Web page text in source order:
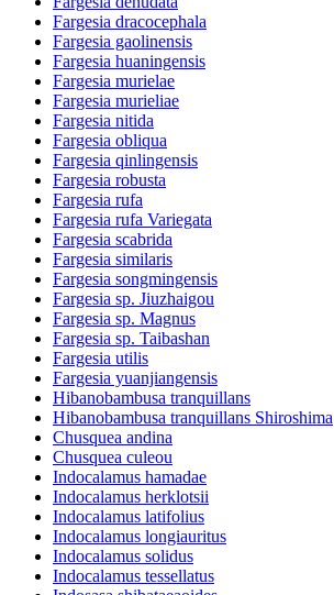
Fargesia dracocephala
Fargesia gaolinensis
Fargesia huaningensis
Fargesia murielae
Fargesia murieliae
Fargesia nitida
Fargesia obliqua
Fargesia qinlingensis
Fargesia robusta
Fargesia rufa
Fargesia rufa Variegata
Fargesia scabrida
Fargesia similaris
Fargesia songmingensis
Fargesia sp. Jiuzhaigou
Fargesia sp. Magnus
Fargesia sp. Taibashan
Fargesia utilis
Fargesia yuanjiangensis
Hibanobambusa tranquillans
Hibanobambusa tranquillans Shiroshima
Chusquea andina
Chusquea culeou
Indocalamus hamadae
Indocalamus herklotsii
Indocalamus latifolius
Indocalamus longiauritus
Indocalamus solidus
Indocalamus tessellatus